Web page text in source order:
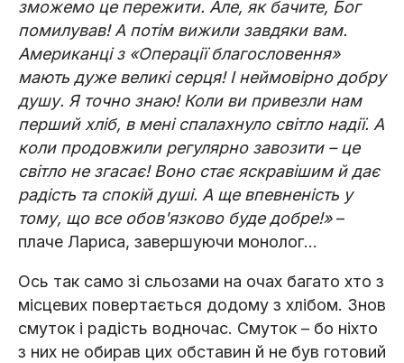
зможемо це пережити. Але, як бачите, Бог
помилував! А потім вижили завдяки вам.
Американці з «Операції благословення»
мають дуже великі серця! І неймовірно добру
душу. Я точно знаю! Коли ви привезли нам
перший хліб, в мені спалахнуло світло надії. А
коли продовжили регулярно завозити – це
світло не згасає! Воно стає яскравішим й дає
радість та спокій душі. А ще впевненість у
тому, що все обов'язково буде добре!»–
плаче Лариса, завершуючи монолог…
Ось так само зі сльозами на очах багато хто з
місцевих повертається додому з хлібом. Знов
смуток і радість водночас. Смуток – бо ніхто
з них не обирав цих обставин й не був готовий